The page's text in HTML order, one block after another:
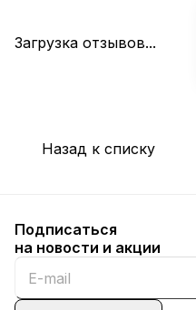
Загрузка отзывов...
Назад к списку
Подписаться
на новости и акции